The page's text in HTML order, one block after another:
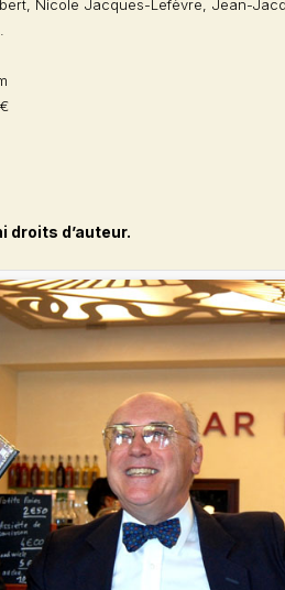
Nicole Jacques-Lefèvre, Jean-
droits d’auteur.